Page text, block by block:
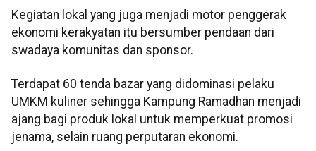
Kegiatan lokal yang juga menjadi motor penggerak
ekonomi kerakyatan itu bersumber pendaan dari
swadaya komunitas dan sponsor.
Terdapat 60 tenda bazar yang didominasi pelaku
UMKM kuliner sehingga Kampung Ramadhan menjadi
ajang bagi produk lokal untuk memperkuat promosi
jenama, selain ruang perputaran ekonomi.